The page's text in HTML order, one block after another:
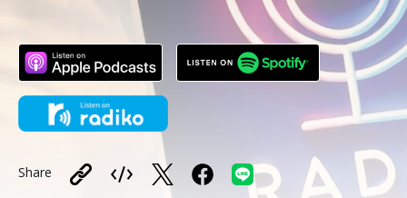
Share